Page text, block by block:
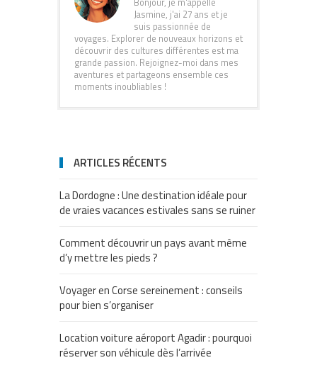
Bonjour, je m'appelle
Jasmine, j'ai 27 ans et je
suis passionnée de
voyages. Explorer de nouveaux horizons et
découvrir des cultures différentes est ma
grande passion. Rejoignez-moi dans mes
aventures et partageons ensemble ces
moments inoubliables !
ARTICLES RÉCENTS
La Dordogne : Une destination idéale pour
de vraies vacances estivales sans se ruiner
Comment découvrir un pays avant même
d’y mettre les pieds ?
Voyager en Corse sereinement : conseils
pour bien s’organiser
Location voiture aéroport Agadir : pourquoi
réserver son véhicule dès l’arrivée